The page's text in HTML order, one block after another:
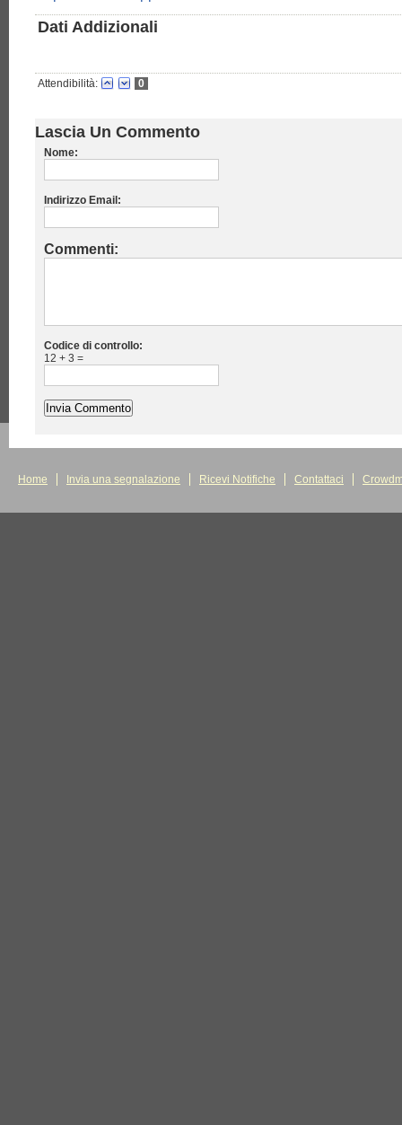
Dati Addizionali
Attendibilità: 0
Lascia Un Commento
Nome:
Indirizzo Email:
Commenti:
Codice di controllo:
12 + 3 =
Home Invia una segnalazione Ricevi Notifiche Contattaci